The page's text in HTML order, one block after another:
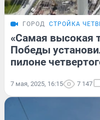
ГОРОД СТРОЙКА
«Самая высокая
Победы
пилоне
7 мая, 2025, 16:15 7 147